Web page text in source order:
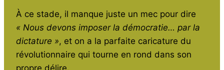
À ce stade, il manque juste un mec pour dire
« Nous devons imposer la démocratie… par la
dictature », et on a la parfaite caricature du
révolutionnaire qui tourne en rond dans son
propre délire.